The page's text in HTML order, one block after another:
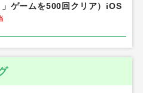
」ゲームを500回クリア）iOS